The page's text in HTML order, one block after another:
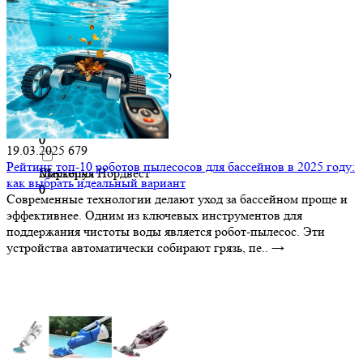
Трубка/патрубок
Уплотнительное кольцо
0
Фильтр
0
Шестерня
0
Waterpik
Watertech
0
Wybot
0
Маркопул Нордвест
0
19.03.2025 679
Рейтинг топ-10 роботов пылесосов для бассейнов в 2025 году:
как выбрать идеальный вариант
Современные технологии делают уход за бассейном проще и
эффективнее. Одним из ключевых инструментов для
поддержания чистоты воды является робот-пылесос. Эти
устройства автоматически собирают грязь, пе.. →